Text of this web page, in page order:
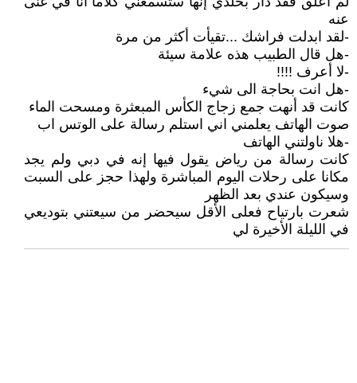
عنه
-لقد ابدلت فراشك ...تقيأت أكثر من مرة
-هل قال الطبيب هذه علامة سيئة
-لا أعرف !!!!
-هل انت بحاجة الى شيء
كانت قد أنهت جمع زجاج الكأس المبعثرة ومسحت الماء
صوت الهاتف يعلمني اني استلم رسالة على الوتس اب
-هلا ناولتني الهاتف
كانت رسالة من رياض يقول فيها إنه في دبي ولم يجد
مكانا على رحلات اليوم المباشرة ولهذا حجز على السبت
وسيكون عندي بعد الظهر
شعرت بارتياح فعلى الأقل سيحضر من سيعتني بتوديعي
في الليلة الأخيرة لي